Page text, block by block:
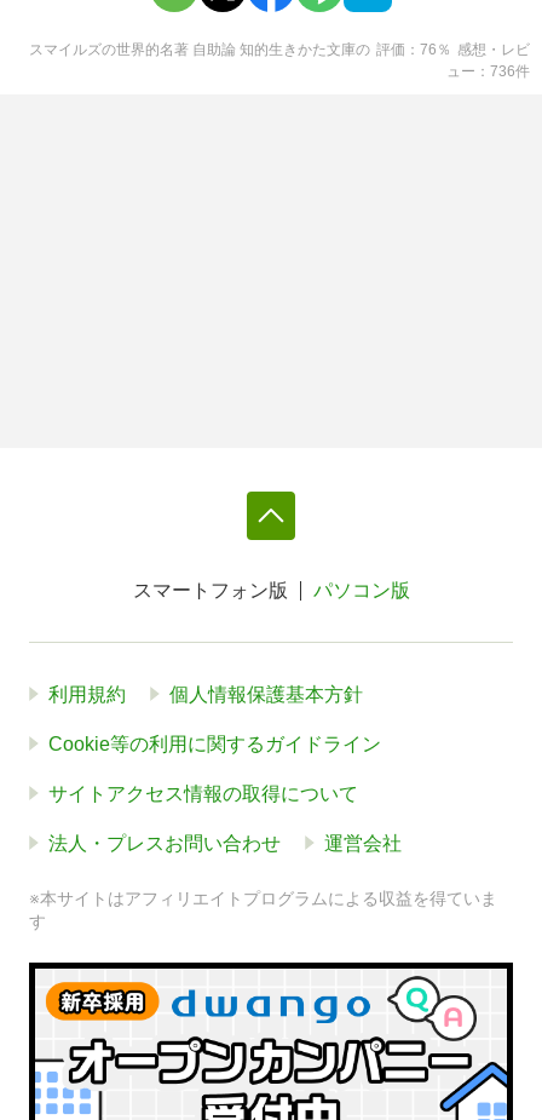
スマイルズの世界的名著 自助論 知的生きかた文庫の 評価 76 ％ 感想・レビ
ュー
736件
スマートフォン版 パソコン版
利用規約 個人情報保護基本方針
Cookie等の利用に関するガイドライン
サイトアクセス情報の取得について
法人・プレスお問い合わせ 運営会社
※本サイトはアフィリエイトプログラムによる収益を得ていま
す